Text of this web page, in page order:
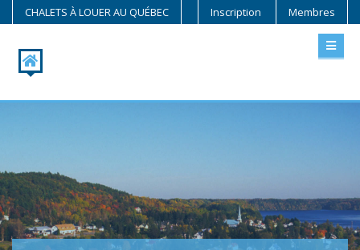
CHALETS À LOUER AU QUÉBEC Inscription Membres